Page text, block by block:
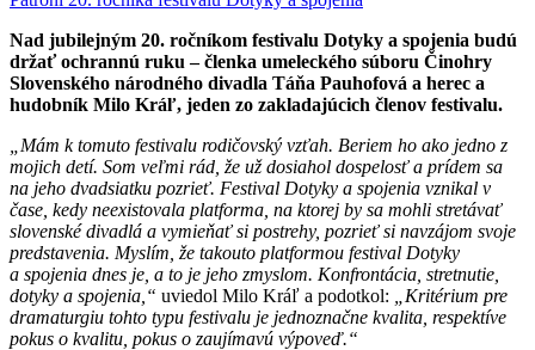
Nad jubilejným 20. ročníkom festivalu Dotyky a spojenia budú
držať ochrannú ruku – členka umeleckého súboru Činohry
Slovenského národného divadla Táňa Pauhofová a herec a
hudobník Milo Kráľ, jeden zo zakladajúcich členov festivalu.
„Mám k tomuto festivalu rodičovský vzťah. Beriem ho ako jedno z
mojich detí. Som veľmi rád, že už dosiahol dospelosť a prídem sa
na jeho dvadsiatku pozrieť. Festival Dotyky a spojenia vznikal v
čase, kedy neexistovala platforma, na ktorej by sa mohli stretávať
slovenské divadlá a vymieňať si postrehy, pozrieť si navzájom svoje
predstavenia. Myslím, že takouto platformou festival Dotyky
a spojenia dnes je, a to je jeho zmyslom. Konfrontácia, stretnutie,
dotyky a spojenia,“ uviedol Milo Kráľ a podotkol:
„Kritérium pre
dramaturgiu tohto typu festivalu je jednoznačne kvalita, respektíve
pokus o kvalitu, pokus o zaujímavú výpoveď.“